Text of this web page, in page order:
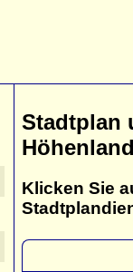
Stadtplan
Klicken Sie